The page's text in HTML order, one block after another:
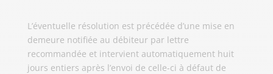
L’éventuelle résolution est précédée d’une mise en
demeure notifiée au débiteur par lettre
recommandée et intervient automatiquement huit
jours entiers après l’envoi de celle-ci à défaut de